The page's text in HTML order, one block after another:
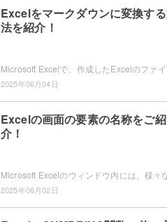
Excelをマークダウンに変換す
法を紹介！
2025年06月04日
Excelの画面の要素の名称をご紹
介！
2025年06月02日